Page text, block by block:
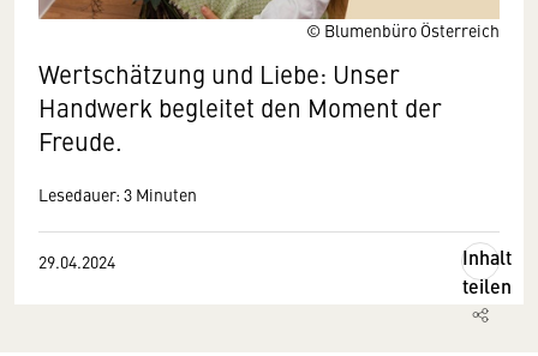
© Blumenbüro Österreich
Wertschätzung und Liebe: Unser
Handwerk begleitet den Moment der
Freude.
Lesedauer: 3 Minuten
29.04.2024
Inhalt
teilen